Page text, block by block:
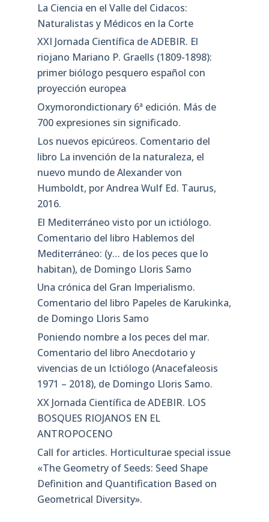
La Ciencia en el Valle del Cidacos:
Naturalistas y Médicos en la Corte
XXI Jornada Científica de ADEBIR. El
riojano Mariano P. Graells (1809-1898):
primer biólogo pesquero español con
proyección europea
Oxymorondictionary 6ª edición. Más de
700 expresiones sin significado.
Los nuevos epicúreos. Comentario del
libro La invención de la naturaleza, el
nuevo mundo de Alexander von
Humboldt, por Andrea Wulf Ed. Taurus,
2016.
El Mediterráneo visto por un ictiólogo.
Comentario del libro Hablemos del
Mediterráneo: (y… de los peces que lo
habitan), de Domingo Lloris Samo
Una crónica del Gran Imperialismo.
Comentario del libro Papeles de Karukinka,
de Domingo Lloris Samo
Poniendo nombre a los peces del mar.
Comentario del libro Anecdotario y
vivencias de un Ictiólogo (Anacefaleosis
1971 – 2018), de Domingo Lloris Samo.
XX Jornada Científica de ADEBIR. LOS
BOSQUES RIOJANOS EN EL
ANTROPOCENO
Call for articles. Horticulturae special issue
«The Geometry of Seeds: Seed Shape
Definition and Quantification Based on
Geometrical Diversity»​.